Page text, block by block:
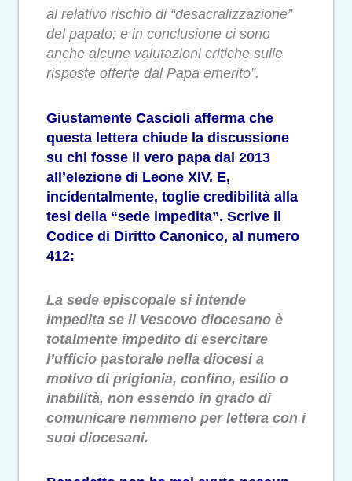
al relativo rischio di “desacralizzazione”
del papato; e in conclusione ci sono
anche alcune valutazioni critiche sulle
risposte offerte dal Papa emerito”.
Giustamente Cascioli afferma che
questa lettera chiude la discussione
su chi fosse il vero papa dal 2013
all’elezione di Leone XIV. E,
incidentalmente, toglie credibilità alla
tesi della “sede impedita”. Scrive il
Codice di Diritto Canonico, al numero
412:
La sede episcopale si intende
impedita se il Vescovo diocesano è
totalmente impedito di esercitare
l’ufficio pastorale nella diocesi a
motivo di prigionia, confino, esilio o
inabilità, non essendo in grado di
comunicare nemmeno per lettera con i
suoi diocesani.